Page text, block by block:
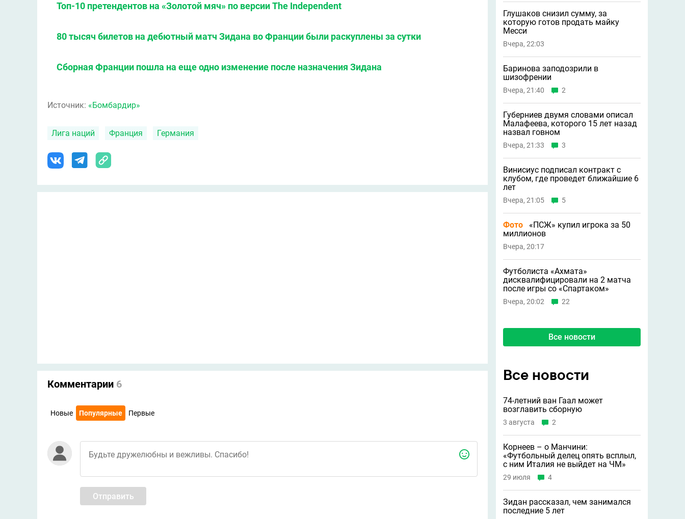
Топ-10 претендентов на «Золотой мяч» по версии The Independent
80 тысяч билетов на дебютный матч Зидана во Франции были раскуплены за сутки
Сборная Франции пошла на еще одно изменение после назначения Зидана
Источник: «Бомбардир»
Лига наций Франция Германия
Комментарии 6
Новые Популярные Первые
Отправить
Глушаков снизил сумму, за
которую готов продать майку
Месси
Вчера, 22:03
Баринова заподозрили в
шизофрении
Вчера, 21:40 2
Губерниев двумя словами описал
Малафеева, которого 15 лет назад
назвал говном
Вчера, 21:33 3
Винисиус подписал контракт с
клубом, где проведет ближайшие 6
лет
Вчера, 21:05 5
Фото
«ПСЖ» купил игрока за 50
миллионов
Вчера, 20:17
Футболиста «Ахмата»
дисквалифицировали на 2 матча
после игры со «Спартаком»
Вчера, 20:02 22
Все новости
Все новости
74-летний ван Гаал может
возглавить сборную
3 августа 2
Корнеев – о Манчини:
«Футбольный делец опять всплыл,
с ним Италия не выйдет на ЧМ»
29 июля 4
Зидан рассказал, чем занимался
последние 5 лет